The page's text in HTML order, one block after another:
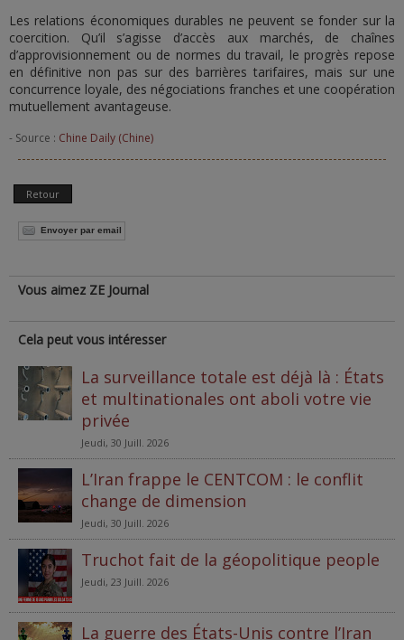
Les relations économiques durables ne peuvent se fonder sur la
coercition. Qu’il s’agisse d’accès aux marchés, de chaînes
d’approvisionnement ou de normes du travail, le progrès repose
en définitive non pas sur des barrières tarifaires, mais sur une
concurrence loyale, des négociations franches et une coopération
mutuellement avantageuse.
- Source : Chine Daily (Chine)
Retour
Envoyer par email
Vous aimez ZE Journal
Cela peut vous intéresser
La surveillance totale est déjà là : États
et multinationales ont aboli votre vie
privée
Jeudi, 30 Juill. 2026
L’Iran frappe le CENTCOM : le conflit
change de dimension
Jeudi, 30 Juill. 2026
Truchot fait de la géopolitique people
Jeudi, 23 Juill. 2026
La guerre des États-Unis contre l’Iran